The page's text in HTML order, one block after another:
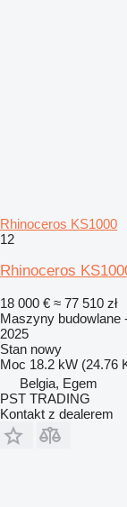
Rhinoceros KS1000
12
Rhinoceros
18 000 € ≈ 77 510 zł
Maszyny budowlane
2025
Stan nowy
Moc 18.2 kW (24.76
Belgia, Egem
PST TRADING
Kontakt z dealerem